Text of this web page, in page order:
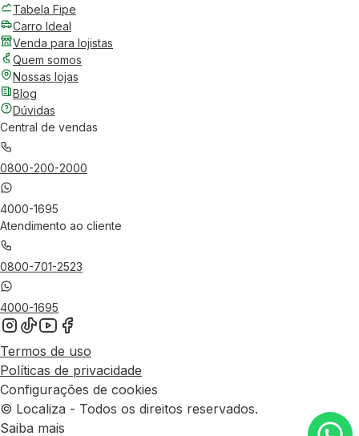
Tabela Fipe
Carro Ideal
Venda para lojistas
Quem somos
Nossas lojas
Blog
Dúvidas
Central de vendas
0800-200-2000
4000-1695
Atendimento ao cliente
0800-701-2523
4000-1695
Termos de uso
Políticas de privacidade
Configurações de cookies
© Localiza - Todos os direitos reservados.
Saiba mais